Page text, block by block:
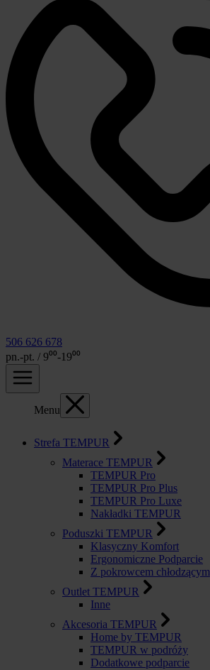
506 626 678
pn.-pt. / 9⁰⁰-19⁰⁰
Menu
Strefa TEMPUR
Materace TEMPUR
TEMPUR Pro
TEMPUR Pro Plus
TEMPUR Pro Luxe
Nakładki TEMPUR
Poduszki TEMPUR
Klasyczny Komfort
Ergonomiczne Podparcie
Z pokrowcem chłodzącym
Outlet TEMPUR
Inne
Akcesoria TEMPUR
Home by TEMPUR
TEMPUR w podróży
Dodatkowe podparcie